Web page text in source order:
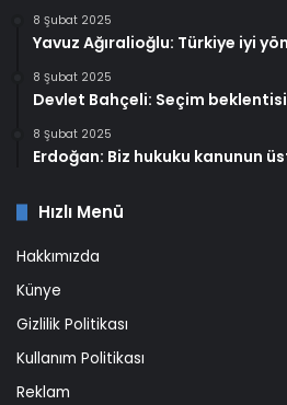
8 Şubat 2025
Yavuz Ağıralioğlu: Türkiye iyi
8 Şubat 2025
Devlet Bahçeli: Seçim
8 Şubat 2025
Erdoğan: Biz hukuku kanunun
Hızlı Menü
Hakkımızda
Künye
Gizlilik Politikası
Kullanım Politikası
Reklam